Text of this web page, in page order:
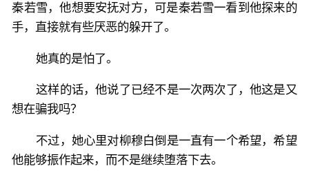
秦若雪，他想要安抚对方，可是秦若雪一看到他探来的
手，直接就有些厌恶的躲开了。
她真的是怕了。
这样的话，他说了已经不是一次两次了，他这是又
想在骗我吗？
不过，她心里对柳穆白倒是一直有一个希望，希望
他能够振作起来，而不是继续堕落下去。